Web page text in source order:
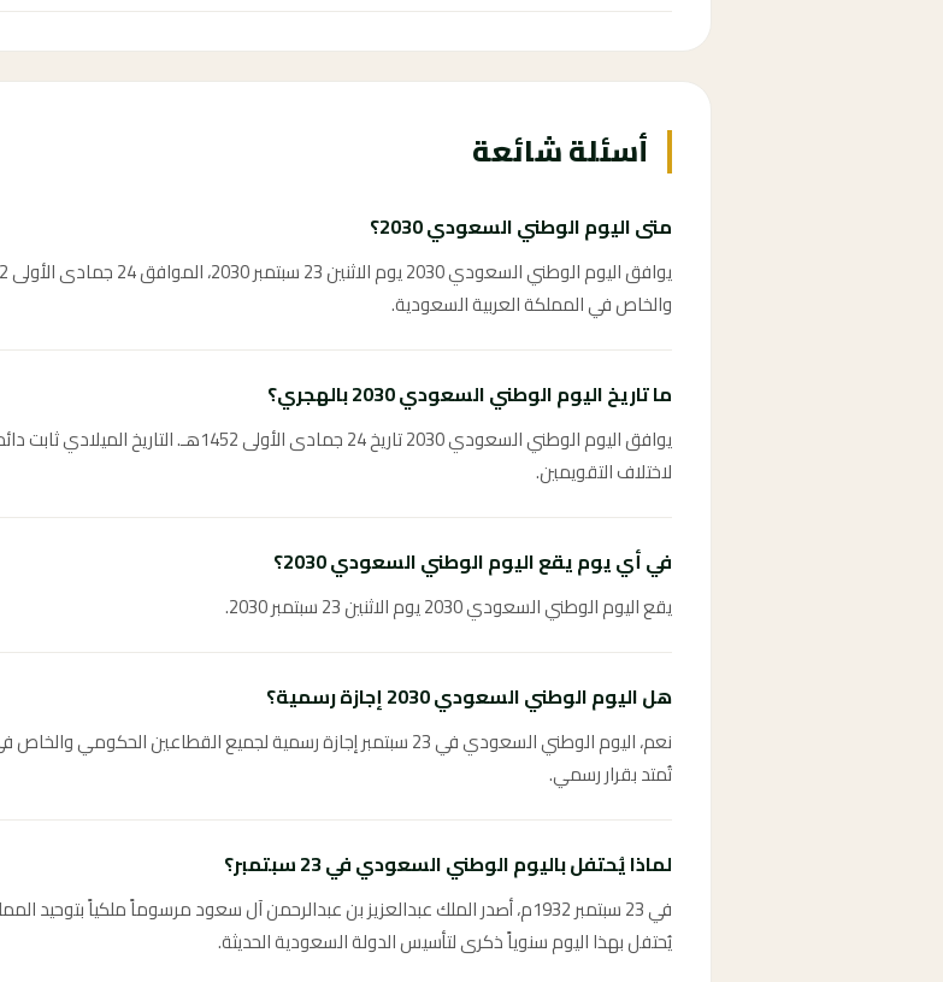
أسئلة شائعة
متى اليوم الوطني السعودي 2030؟
والخاص في المملكة العربية السعودية.
ما تاريخ اليوم الوطني السعودي 2030 بالهجري؟
لاختلاف التقويمين.
في أي يوم يقع اليوم الوطني السعودي 2030؟
يقع اليوم الوطني السعودي 2030 يوم الاثنين 23 سبتمبر 2030.
هل اليوم الوطني السعودي 2030 إجازة رسمية؟
نعم، اليوم الوطني السعودي في 23 سبتمبر إجازة رسمية لجميع القطاعين
تُمتد بقرار رسمي.
لماذا يُحتفل باليوم الوطني السعودي في 23 سبتمبر؟
في 23 سبتمبر 1932م، أصدر الملك عبدالعزيز بن عبدالرحمن آل سعود مرسوماً ملكياً
يُحتفل بهذا اليوم سنوياً ذكرى لتأسيس الدولة السعودية الحديثة.